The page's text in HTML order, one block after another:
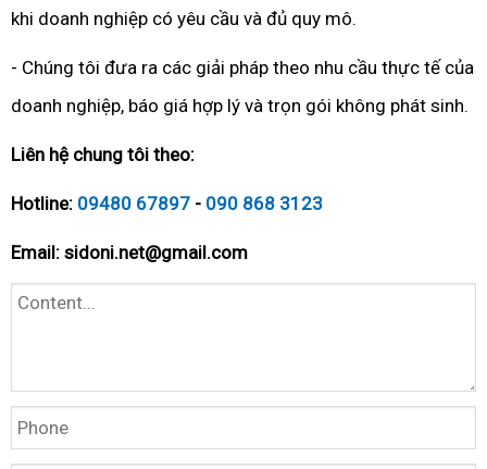
khi doanh nghiệp có yêu cầu và đủ quy mô.
- Chúng tôi đưa ra các giải pháp theo nhu cầu thực tế của
doanh nghiệp, báo giá hợp lý và trọn gói không phát sinh.
Liên hệ chung tôi theo:
Hotline: 09480 67897 - 090 868 3123
Email: sidoni.net@gmail.com